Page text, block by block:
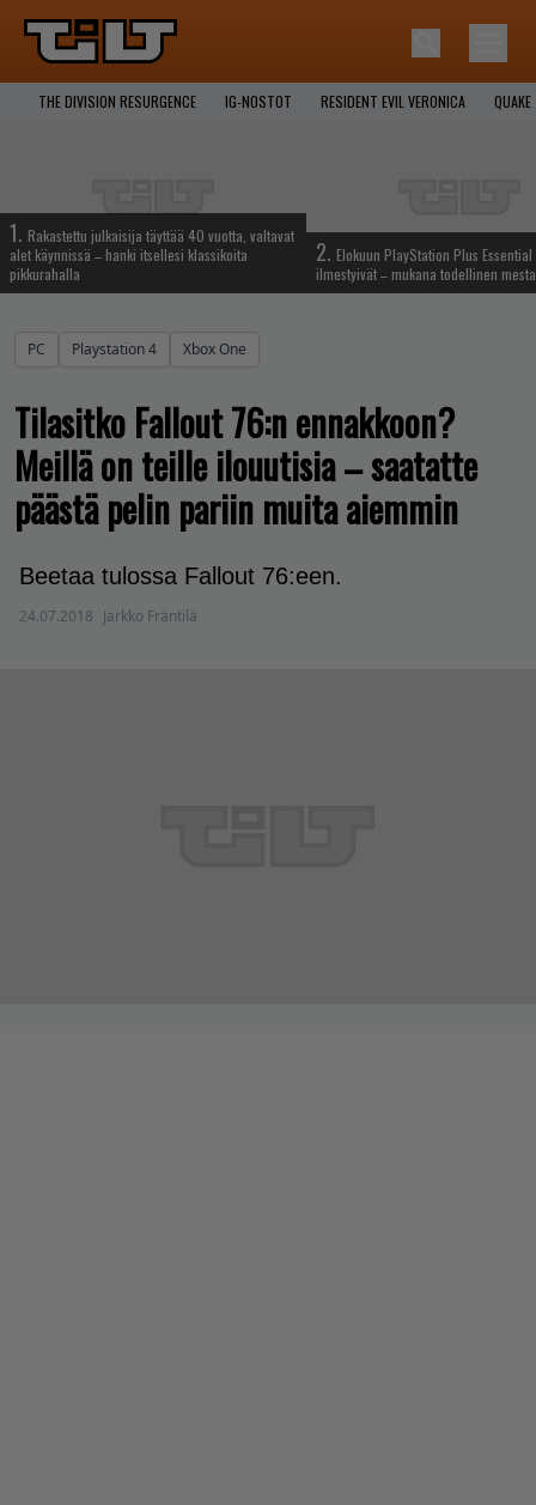
THE DIVISION RESURGENCE IG-NOSTOT RESIDENT EVIL VERONICA QUAKE
1. Rakastettu julkaisija täyttää 40 vuotta, valtavat
alet käynnissä – hanki itsellesi klassikoita
pikkurahalla
2. Elokuun PlayStation Plus
ilmestyivät – mukana todellinen
PC Playstation 4 Xbox One
Tilasitko Fallout 76:n ennakkoon?
Meillä on teille ilouutisia – saatatte
päästä pelin pariin muita aiemmin
Beetaa tulossa Fallout 76:een.
24.07.2018 Jarkko Fräntilä